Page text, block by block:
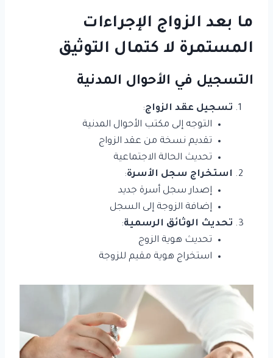
ما بعد الزواج الإجراءات
المستمرة لا كتمال التوثيق
التسجيل في الأحوال المدنية
تسجيل عقد الزواج:
التوجه إلى مكتب الأحوال المدنية
تقديم نسخة من عقد الزواج
تحديث الحالة الاجتماعية
استخراج سجل الأسرة:
إصدار سجل أسرة جديد
إضافة الزوجة إلى السجل
تحديث الوثائق الرسمية:
تحديث هوية الزوج
استخراج هوية مقيم للزوجة